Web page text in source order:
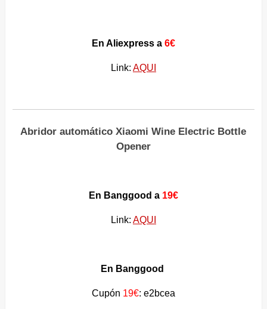
En Aliexpress a 6€
Link: AQUI
Abridor automático Xiaomi Wine Electric Bottle
Opener
En Banggood a 19€
Link: AQUI
En Banggood
Cupón 19€: e2bcea